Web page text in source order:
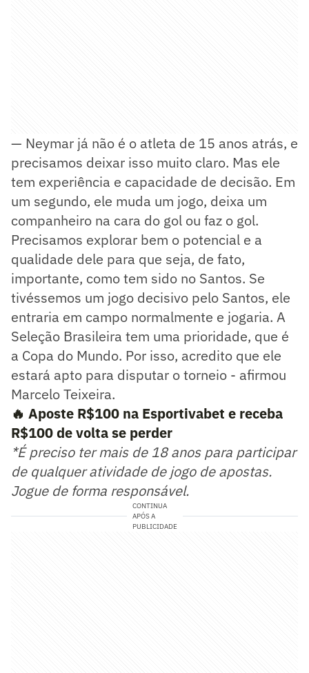
— Neymar já não é o atleta de 15 anos atrás, e
precisamos deixar isso muito claro. Mas ele
tem experiência e capacidade de decisão. Em
um segundo, ele muda um jogo, deixa um
companheiro na cara do gol ou faz o gol.
Precisamos explorar bem o potencial e a
qualidade dele para que seja, de fato,
importante, como tem sido no Santos. Se
tivéssemos um jogo decisivo pelo Santos, ele
entraria em campo normalmente e jogaria. A
Seleção Brasileira tem uma prioridade, que é
a Copa do Mundo. Por isso, acredito que ele
estará apto para disputar o torneio - afirmou
Marcelo Teixeira.
🔥 Aposte R$100 na Esportivabet e receba
R$100 de volta se perder
*É preciso ter mais de 18 anos para participar
de qualquer atividade de jogo de apostas.
Jogue de forma responsável.
CONTINUA
APÓS A
PUBLICIDADE